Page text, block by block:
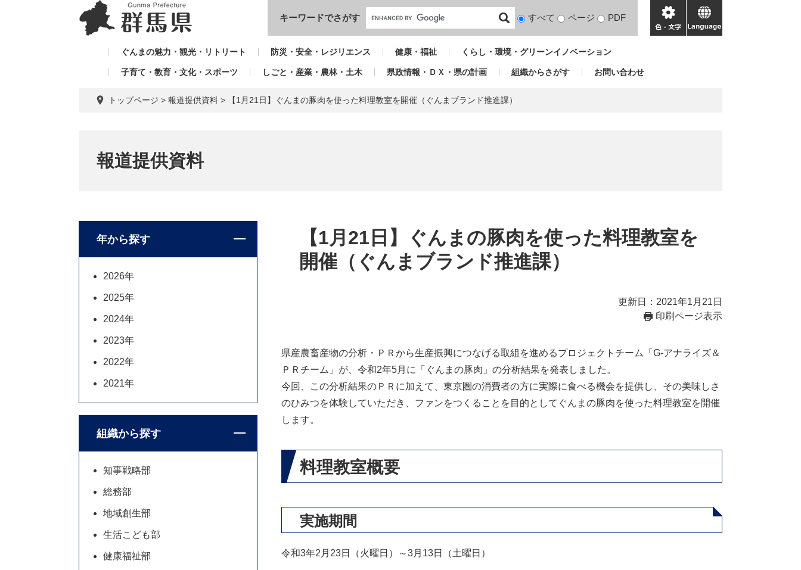
本文へ
キーワードでさがす
検
対
すべて ページ PDF
色・
文
language
ぐんまの魅力・観光・リトリート 防災・安全・レジリエンス 健康・福祉 くらし・環境・グリーンイノベーション
子育て・教育・文化・スポーツ しごと・産業・農林・土木 県政情報・ＤＸ・県の計画 組織からさがす お問い合わせ
トップページ > 報道提供資料 > 【1月21日】ぐんまの豚肉を使った料理教室を開催（ぐんまブランド推進課）
報道提供資料
【1月21日】ぐんまの豚肉を使った料理教室を
開催（ぐんまブランド推進課）
更新日：2021年1月21日
印刷ページ表示
県産農畜産物の分析・ＰＲから生産振興につなげる取組を進めるプロジェクトチーム「G-アナライズ＆
ＰＲチーム」が、令和2年5月に「ぐんまの豚肉」の分析結果を発表しました。
今回、この分析結果のＰＲに加えて、東京圏の消費者の方に実際に食べる機会を提供し、その美味しさ
のひみつを体験していただき、ファンをつくることを目的としてぐんまの豚肉を使った料理教室を開催
します。
料理教室概要
実施期間
令和3年2月23日（火曜日）～3月13日（土曜日）
年から探す
2026年
2025年
2024年
2023年
2022年
2021年
組織から探す
知事戦略部
総務部
地域創生部
生活こども部
健康福祉部